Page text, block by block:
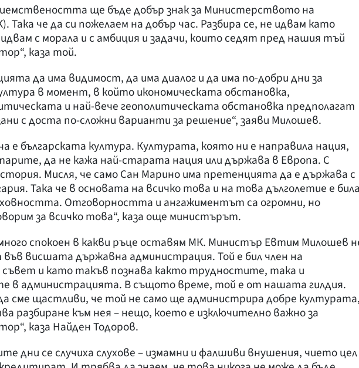
ще бъде добър знак за Министерството на
Така че да си пожелаем на добър час. Разбира се, не идвам като
с морала и с амбиция и задачи, които седят пред нашия тъй
каза той.
да има видимост, да има диалог и да има по-добри дни за
в момент, в който икономическата обстановка,
и най-вече геополитическата обстановка предполагат
с доста по-сложни варианти за решение“, заяви Милошев.
е българската култура. Културата, която ни е направила нация,
да не кажа най-старата нация или държава в Европа. С
Мисля, че само Сан Марино има претенцията да е държава с
Така че в основата на всичко това и на това дълголетие е
Отговорността и ангажиментът са огромни, но
за всичко това“, каза още министърът.
спокоен в какви ръце оставям МК. Министър Евтим Милошев
висшата държавна администрация. Той е бил член на
и като такъв познава както трудностите, така и
в администрацията. В същото време, той е от нашата гилдия.
сме щастливи, че той не само ще администрира добре
разбиране към нея – нещо, което е изключително важно за
каза Найден Тодоров.
дни се случиха слухове – измамни и фалшиви внушения, чието цел